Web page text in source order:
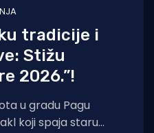
tradicije i
Stižu
2026.”!
u gradu Pagu
koji spaja staru